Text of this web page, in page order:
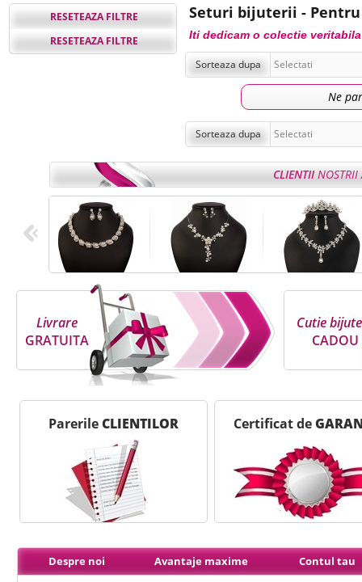
RESETEAZA FILTRE
RESETEAZA FILTRE
Seturi bijuterii - Pentru
Iti dedicam o colectie
Sorteaza dupa
Ne
Sorteaza dupa
CLIENTIINOSTRII
Livrare
GRATUITA
Cutie
CADOU
ParerileCLIENTILOR Certificat de
Despre noi Avantaje maxime Contul tau